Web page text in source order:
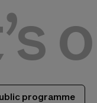
programme